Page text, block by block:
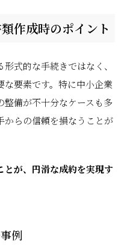
作成時のポイント
式的な手続きではなく、
要素です。特に中小企業
整備が不十分なケースも多
からの信頼を損なうことが
とが、円滑な成約を実現す
例